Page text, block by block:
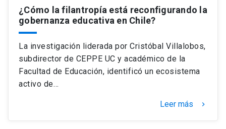
¿Cómo la filantropía está reconfigurando la
gobernanza educativa en Chile?
La investigación liderada por Cristóbal Villalobos,
subdirector de CEPPE UC y académico de la
Facultad de Educación, identificó un ecosistema
activo de…
Leer más keyboard_arrow_right